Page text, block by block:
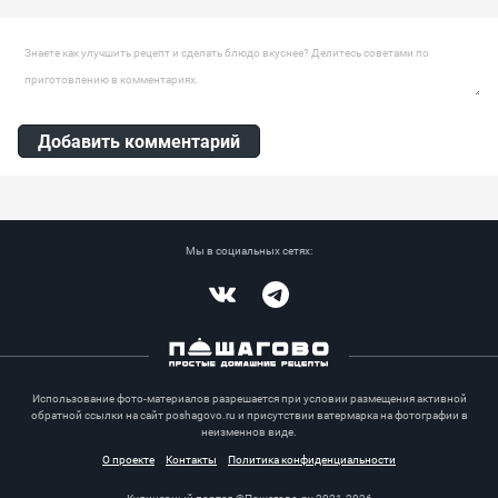
Оставить комментарий
Добавить комментарий
Мы в социальных сетях:
Использование фото-материалов разрешается при условии размещения активной
обратной ссылки на сайт poshagovo.ru и присутствии ватермарка на фотографии в
неизменнов виде.
О проекте
Контакты Политика конфиденциальности